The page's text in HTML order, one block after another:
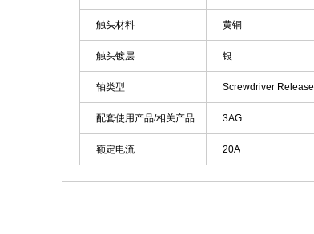
触头材料 黄铜
触头镀层 银
轴类型 Screwdriver Release
配套使用产品/相关产品 3AG
额定电流 20A